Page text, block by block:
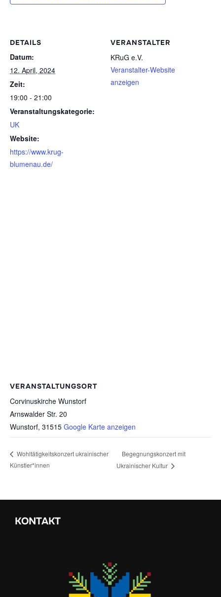
DETAILS
Datum:
12. April, 2024
Zeit:
19:00 - 21:00
Veranstaltungskategorie:
UK
Website:
https://www.krug-
blumenau.de/
VERANSTALTER
KRuG e.V.
Veranstalter-Website
anzeigen
VERANSTALTUNGSORT
Corvinuskirche Wunstorf
Arnswalder Str. 20
Wunstorf, 31515 Google Karte anzeigen
Wohltätigkeitskonzert ukrainischer
Künstler*innen
Begegnungskonzert mit
Ukrainischer Kultur
KONTAKT